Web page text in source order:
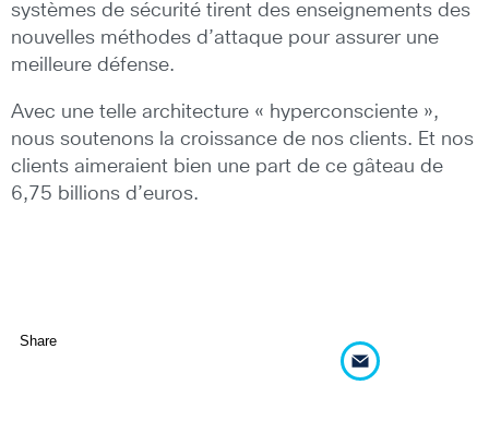
systèmes de sécurité tirent des enseignements des
nouvelles méthodes d’attaque pour assurer une
meilleure défense.
Avec une telle architecture « hyperconsciente »,
nous soutenons la croissance de nos clients. Et nos
clients aimeraient bien une part de ce gâteau de
6,75 billions d’euros.
Share